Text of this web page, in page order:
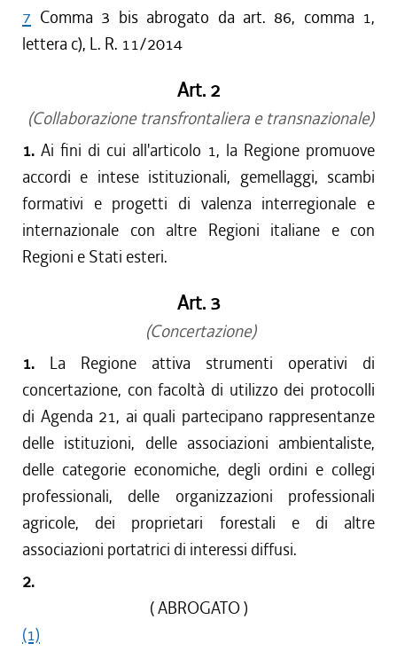
7 Comma 3 bis abrogato da art. 86, comma 1,
lettera c), L. R. 11/2014
Art. 2
(Collaborazione transfrontaliera e transnazionale)
1. Ai fini di cui all'articolo 1, la Regione promuove
accordi e intese istituzionali, gemellaggi, scambi
formativi e progetti di valenza interregionale e
internazionale con altre Regioni italiane e con
Regioni e Stati esteri.
Art. 3
(Concertazione)
1. La Regione attiva strumenti operativi di
concertazione, con facoltà di utilizzo dei protocolli
di Agenda 21, ai quali partecipano rappresentanze
delle istituzioni, delle associazioni ambientaliste,
delle categorie economiche, degli ordini e collegi
professionali, delle organizzazioni professionali
agricole, dei proprietari forestali e di altre
associazioni portatrici di interessi diffusi.
2.
( ABROGATO )
(1)